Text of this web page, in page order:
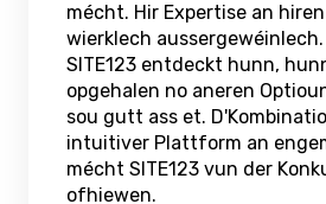
mécht. Hir Expertise an
wierklech
SITE123 entdeckt hunn,
opgehalen no aneren
sou gutt ass et.
intuitiver Plattform an
mécht SITE123 vun der
ofhiewen.